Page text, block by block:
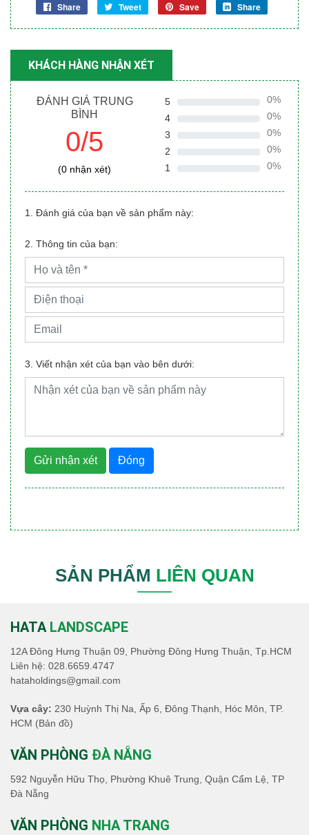
Share Tweet Save Share
KHÁCH HÀNG NHẬN XÉT
ĐÁNH GIÁ TRUNG
BÌNH
0/5
(0 nhận xét)
5
0%
4
0%
3
0%
2
0%
1
0%
1. Đánh giá của bạn về sản phẩm này:
2. Thông tin của bạn:
3. Viết nhận xét của bạn vào bên dưới:
Gửi nhận xét Đóng
SẢN PHẨM LIÊN QUAN
HATA LANDSCAPE
12A Đông Hưng Thuận 09, Phường Đông Hưng Thuận, Tp.HCM
Liên hệ: 028.6659.4747
hataholdings@gmail.com
Vựa cây: 230 Huỳnh Thị Na, Ấp 6, Đông Thạnh, Hóc Môn, TP.
HCM (Bản đồ)
VĂN PHÒNG ĐÀ NẴNG
592 Nguyễn Hữu Thọ, Phường Khuê Trung, Quận Cẩm Lệ, TP
Đà Nẵng
VĂN PHÒNG NHA TRANG